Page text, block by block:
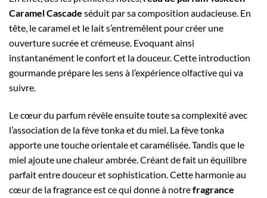
Caramel Cascade séduit par sa composition audacieuse. En
tête, le caramel et le lait s’entremêlent pour créer une
ouverture sucrée et crémeuse. Evoquant ainsi
instantanément le confort et la douceur. Cette introduction
gourmande prépare les sens à l’expérience olfactive qui va
suivre.
Le cœur du parfum révèle ensuite toute sa complexité avec
l’association de la fève tonka et du miel. La fève tonka
apporte une touche orientale et caramélisée. Tandis que le
miel ajoute une chaleur ambrée. Créant de fait un équilibre
parfait entre douceur et sophistication. Cette harmonie au
cœur de la fragrance est ce qui donne à notrefragrance